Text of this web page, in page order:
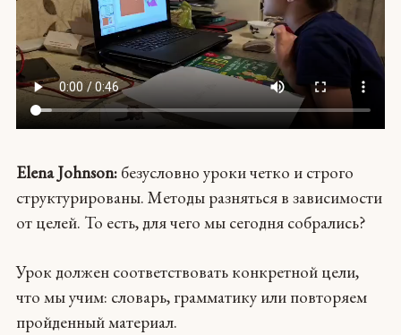
Elena Johnson: безусловно уроки четко и строго
структурированы. Методы разняться в зависимости
от целей. То есть, для чего мы сегодня собрались?
Урок должен соответствовать конкретной цели,
что мы учим: словарь, грамматику или повторяем
пройденный материал.